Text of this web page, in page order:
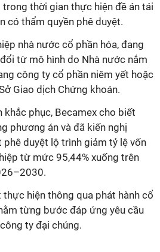
thời gian thực hiện đề án tái
có thẩm quyền phê duyệt.
nhà nước cổ phần hóa, đang
từ mô hình do Nhà nước nắm
công ty cổ phần niêm yết hoặc
Giao dịch Chứng khoán.
khắc phục, Becamex cho biết
phương án và đã kiến nghị
phê duyệt lộ trình giảm tỷ lệ vốn
từ mức 95,44% xuống trên
hiện thông qua phát hành cổ
từng bước đáp ứng yêu cầu
ty đại chúng.